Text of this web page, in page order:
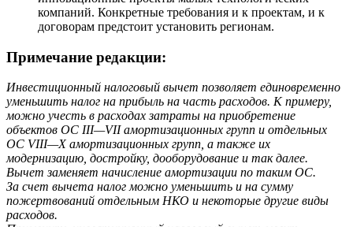
компаний. Конкретные требования и к проектам, и к
договорам предстоит установить регионам.
Примечание редакции:
Инвестиционный налоговый вычет позволяет единовременно
уменьшить налог на прибыль на часть расходов. К примеру,
можно учесть в расходах затраты на приобретение
объектов ОС III—VII амортизационных групп и отдельных
ОС VIII—X амортизационных групп, а также их
модернизацию, достройку, дооборудование и так далее.
Вычет заменяет начисление амортизации по таким ОС.
За счет вычета налог можно уменьшить и на сумму
пожертвований отдельным НКО и некоторые другие виды
расходов.